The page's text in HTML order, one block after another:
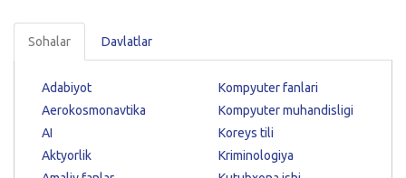
Sohalar Davlatlar
Adabiyot
Aerokosmonavtika
AI
Aktyorlik
Kompyuter fanlari
Kompyuter muhandisligi
Koreys tili
Kriminologiya